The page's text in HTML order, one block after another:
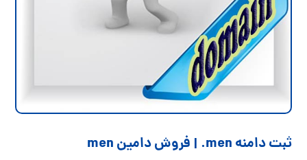
ثبت دامنه men. | فروش دامین men